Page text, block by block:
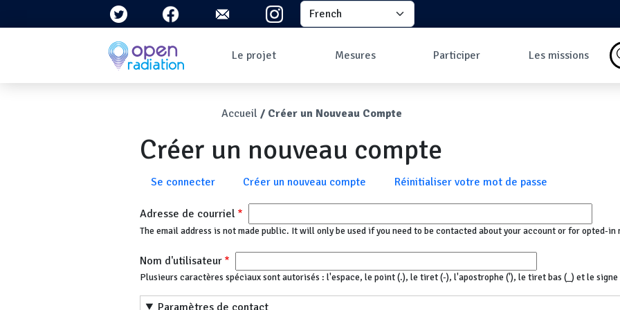
Aller au contenu principal Select your language
Le projet
Qu'est-ce que la
Lettres
Mesures
Les données
Carte des mesures
Tableau de bord
commentées
Participer
la communauté ?
Les missions
Fil d'Ariane
Accueil Créer un Nouveau Compte
Créer un nouveau compte
Onglets principaux
Se connecter Créer un nouveau compte Réinitialiser votre mot de passe
Adresse de courriel
The email address is not made public. It will only be used if you need to be contacted about your account or for opted-
Nom d'utilisateur
Plusieurs caractères spéciaux sont autorisés : l'espace, le point (.), le tiret (-), l'apostrophe ('), le tiret bas (_) et le signe
Paramètres de contact